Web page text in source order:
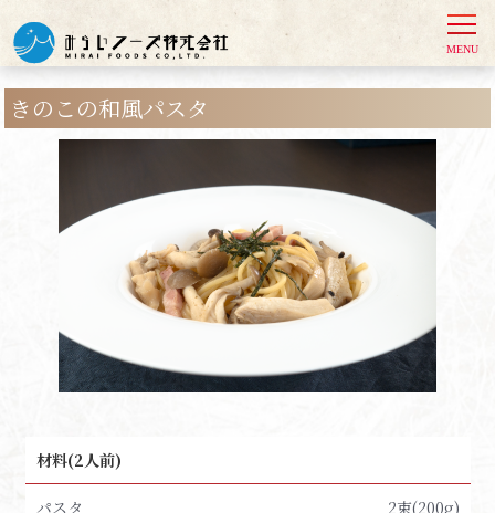
きのこの和風パスタ
材料(2人前)
パスタ 2束(200g)